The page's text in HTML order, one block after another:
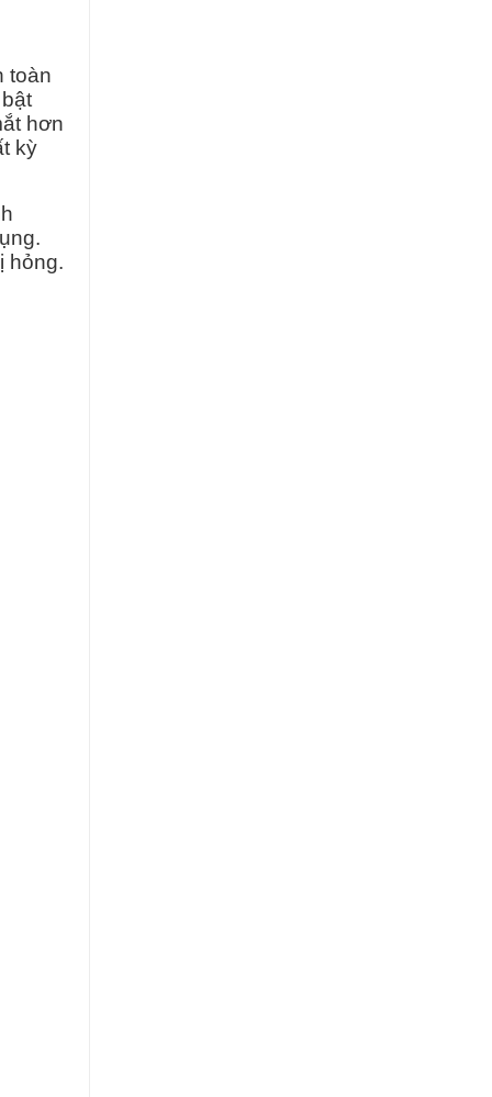
toàn
hơn
kỳ
hỏng.